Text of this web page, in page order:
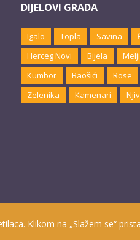
DIJELOVI GRADA
Igalo Topla Savina
Herceg Novi
Bijela
Kumbor
Baošići
Rose
Zelenika
Kamenari
Klikom na „Slažem se“